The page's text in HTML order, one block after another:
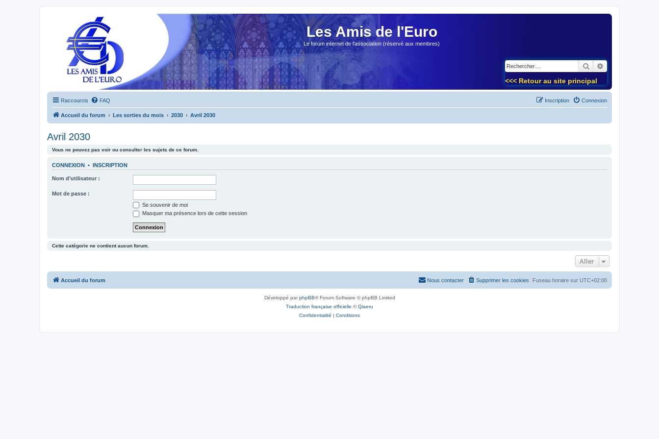
Les Amis de l'Euro
Le forum internet de l'association (réservé aux membres)
Rechercher
<<< Retour au site principal
Raccourcis FAQ Connexion
Inscription
Accueil du forum Les sorties du mois 2030 Avril 2030
Avril 2030
Vous ne pouvez pas voir ou consulter les sujets de ce forum.
CONNEXION • INSCRIPTION
Nom d’utilisateur :
Mot de passe :
Se souvenir de moi
Masquer ma présence lors de cette session
Cette catégorie ne contient aucun forum.
Aller
Accueil du forum Fuseau horaire sur UTC+02:00
Supprimer les cookies
Nous contacter
Développé parphpBB® Forum Software © phpBB Limited
Traduction française officielle ©Qiaeru
Confidentialité | Conditions